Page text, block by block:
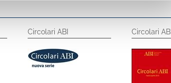
Circolari ABI
Circolari ABI